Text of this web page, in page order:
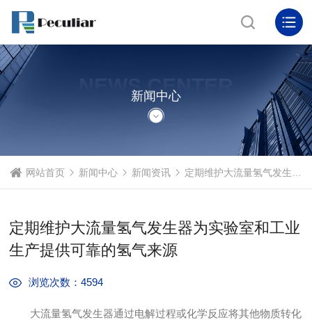
NEWS CENTER
新闻中心
网站首页 新闻中心 新闻资讯 定期维护大流量氢气发生器为实验室和工业生产提供可靠的氢气来源
定期维护大流量氢气发生器为实验室和工业
生产提供可靠的氢气来源
浏览次数：4594
大流量氢气发生器通过电解过程或化学反应将其他物质转化